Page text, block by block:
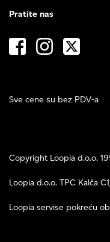
Sve cene su bez PDV-a
Pratite nas
Copyright Loopia d.o.o.
Loopia d.o.o. TPC Kalča
Loopia servise pokreću